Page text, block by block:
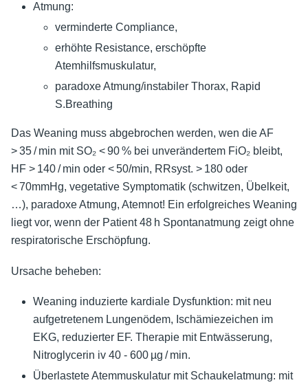
Atmung:
verminderte Compliance,
erhöhte Resistance, erschöpfte
Atemhilfsmuskulatur,
paradoxe Atmung/instabiler Thorax, Rapid
S.Breathing
Das Weaning muss abgebrochen werden, wen die AF
> 35 / min mit SO₂ < 90 % bei unverändertem FiO₂ bleibt,
HF > 140 / min oder < 50/min, RRsyst. > 180 oder
< 70mmHg, vegetative Symptomatik (schwitzen, Übelkeit,
…), paradoxe Atmung, Atemnot! Ein erfolgreiches Weaning
liegt vor, wenn der Patient 48 h Spontanatmung zeigt ohne
respiratorische Erschöpfung.
Ursache beheben:
Weaning induzierte kardiale Dysfunktion: mit neu
aufgetretenem Lungenödem, Ischämiezeichen im
EKG, reduzierter EF. Therapie mit Entwässerung,
Nitroglycerin iv 40 - 600 µg / min.
Überlastete Atemmuskulatur mit Schaukelatmung: mit